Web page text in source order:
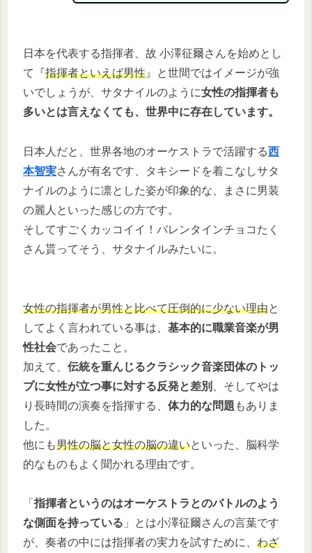
日本を代表する指揮者、故 小澤征爾さんを始めとし
て『指揮者といえば男性 』と世間ではイメージが強
いでしょうが、サタナイルのように女性の指揮者も
多いとは言えなくても、世界中に存在しています。
日本人だと、世界各地のオーケストラで活躍する西
本智実さんが有名です、タキシードを着こなしサタ
ナイルのように凛とした姿が印象的な、まさに男装
の麗人といった感じの方です。
そしてすごくカッコイイ！バレンタインチョコたく
さん貰ってそう、サタナイルみたいに。
女性の指揮者が男性と比べて圧倒的に少ない理由と
してよく言われている事は、 基本的に職業音楽が男
性社会であったこと。
加えて、 伝統を重んじるクラシック音楽団体のトッ
プに女性が立つ事に対する反発と差別
、そしてやは
り長時間の演奏を指揮する、 体力的な問題 もありま
した。
他にも男性の脳と女性の脳の違いといった、脳科学
的なものもよく聞かれる理由です。
「 指揮者というのはオーケストラとのバトルのよう
な側面を持っている 」とは小澤征爾さんの言葉です
が、奏者の中には指揮者の実力を試すために、 わざ